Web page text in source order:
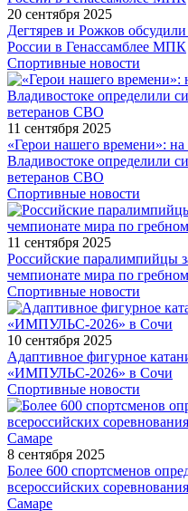
20 сентября 2025
Дегтярев и Рожков
России в Генассамблее МПК
Спортивные новости
11 сентября 2025
«Герои нашего времени»:
Владивостоке определили
ветеранов СВО
Спортивные новости
11 сентября 2025
Российские паралимпийцы
чемпионате мира по
Спортивные новости
10 сентября 2025
Адаптивное фигурное
«ИМПУЛЬС-2026» в Сочи
Спортивные новости
8 сентября 2025
Более 600 спортсменов
всероссийских
Самаре